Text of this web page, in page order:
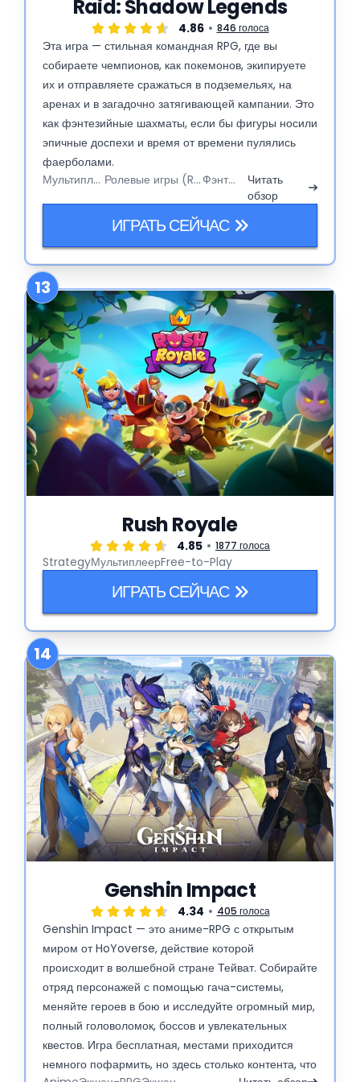
Raid: Shadow Legends
4.86 846 голоса
Эта игра — стильная командная RPG, где вы
собираете чемпионов, как покемонов, экипируете
их и отправляете сражаться в подземельях, на
аренах и в загадочно затягивающей кампании. Это
как фэнтезийные шахматы, если бы фигуры носили
эпичные доспехи и время от времени пулялись
фаерболами.
Мультиплеер
Ролевые игры (RPG) Фэнтези
Читать
обзор
ИГРАТЬ СЕЙЧАС
13
Rush Royale
4.85 1877 голоса
StrategyМультиплеерFree-to-Play
ИГРАТЬ СЕЙЧАС
14
Genshin Impact
4.34 405 голоса
Genshin Impact — это аниме-RPG с открытым
миром от HoYoverse, действие которой
происходит в волшебной стране Тейват. Собирайте
отряд персонажей с помощью гача-системы,
меняйте героев в бою и исследуйте огромный мир,
полный головоломок, боссов и увлекательных
квестов. Игра бесплатная, местами приходится
немного пофармить, но здесь столько контента, что